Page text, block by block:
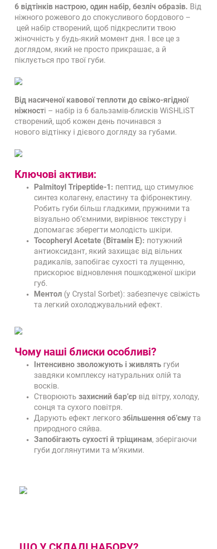
6 відтінків настрою, один набір, безліч образів. Від
ніжного рожевого до спокусливого бордового –
цей набір створений, щоб підкреслити твою
жіночність у будь-який момент дня. І все це з
доглядом, який не просто прикрашає, а й
піклується про твої губи.
Від насиченої кавової теплоти до свіжо-ягідної
ніжності – набір із 6 бальзамів-блисків WiSHLiST
створений, щоб кожен день починався з
нового відтінку і дієвого догляду за губами.
Ключові активи:
Palmitoyl Tripeptide-1: пептид, що стимулює
синтез колагену, еластину та фібронектину.
Робить губи більш гладкими, пружними та
візуально об’ємними, вирівнює текстуру і
допомагає зберегти молодість шкіри.
Tocopheryl Acetate (Вітамін Е): потужний
антиоксидант, який захищає від вільних
радикалів, запобігає сухості та лущенню,
прискорює відновлення пошкодженої шкіри
губ.
Ментол (у Crystal Sorbet): забезпечує свіжість
та легкий охолоджувальний ефект.
Чому наші блиски особливі?
Інтенсивно зволожують і живлять губи
завдяки комплексу натуральних олій та
восків.
Створюють захисний бар’єр від вітру, холоду,
сонця та сухого повітря.
Дарують ефект легкого збільшення об’єму та
природного сяйва.
Запобігають сухості й тріщинам, зберігаючи
губи доглянутими та м’якими.